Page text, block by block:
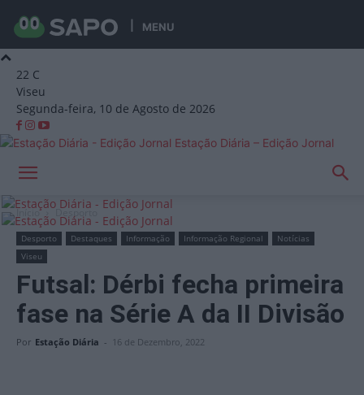
MENU
22 C
Viseu
Segunda-feira, 10 de Agosto de 2026
Estação Diária – Edição Jornal
Início Desporto
Desporto Destaques Informação Informação Regional
Notícias
Viseu
Futsal: Dérbi fecha primeira
fase na Série A da II Divisão
Por Estação Diária - 16 de Dezembro, 2022